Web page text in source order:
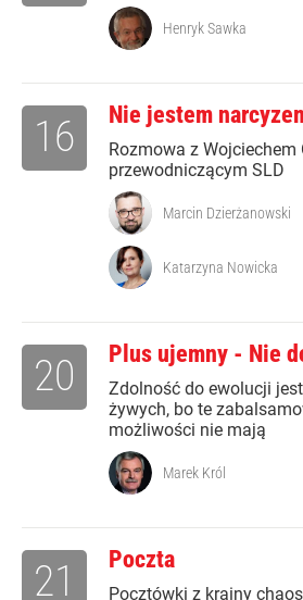
Henryk Sawka
Nie jestem
Rozmowa z Wojciechem
przewodniczącym SLD
16
Marcin Dzierżanowski
Katarzyna Nowicka
Plus ujemny - Nie
Zdolność do ewolucji
żywych, bo te
możliwości nie mają
20
Marek Król
Poczta
Pocztówki z krainy
21